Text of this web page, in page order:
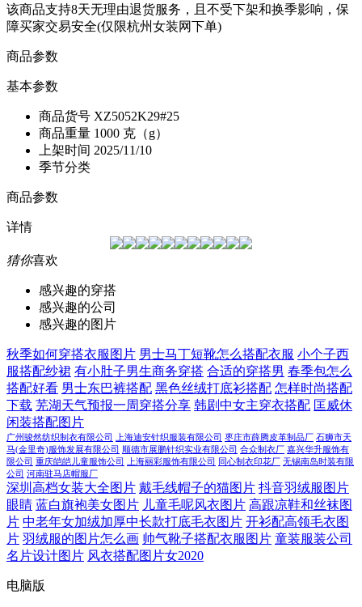
该商品支持8天无理由退货服务，且不受下架和换季影响，保
障买家交易安全(仅限杭州女装网下单)
商品参数
基本参数
商品货号 XZ5052K29#25
商品重量 1000 克（g）
上架时间 2025/11/10
季节分类
商品参数
详情
猜你喜欢
感兴趣的穿搭
感兴趣的公司
感兴趣的图片
秋季如何穿搭衣服图片 男士马丁短靴怎么搭配衣服 小个子西
服搭配纱裙 有小肚子男生商务穿搭 合适的穿搭男 春季包怎么
搭配好看 男士东巴裤搭配 黑色丝绒打底衫搭配 怎样时尚搭配
下载 芜湖天气预报一周穿搭分享 韩剧中女主穿衣搭配 匡威休
闲装搭配图片
广州骏然纺织制衣有限公司 上海迪安针织服装有限公司 枣庄市薛腾皮革制品厂 石狮市天
马(金里奇)服饰发展有限公司 顺德市展鹏针织实业有限公司 合众制衣厂 嘉兴华升服饰有
限公司 重庆皑皑儿童服饰公司 上海丽彩服饰有限公司 同心制衣印花厂 无锡南岛时装有限
公司 河南驻马店帽服厂
深圳高档女装大全图片 戴毛线帽子的猫图片 抖音羽绒服图片
眼睛 蓝白旗袍美女图片 儿童毛呢风衣图片 高跟凉鞋和丝袜图
片 中老年女加绒加厚中长款打底毛衣图片 开衫配高领毛衣图
片 羽绒服的图片怎么画 帅气靴子搭配衣服图片 童装服装公司
名片设计图片 风衣搭配图片女2020
电脑版